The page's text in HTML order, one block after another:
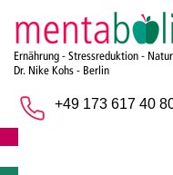
Ernährung - Stressreduktion -
Dr. Nike Kohs - Berlin
+49 173 617 40